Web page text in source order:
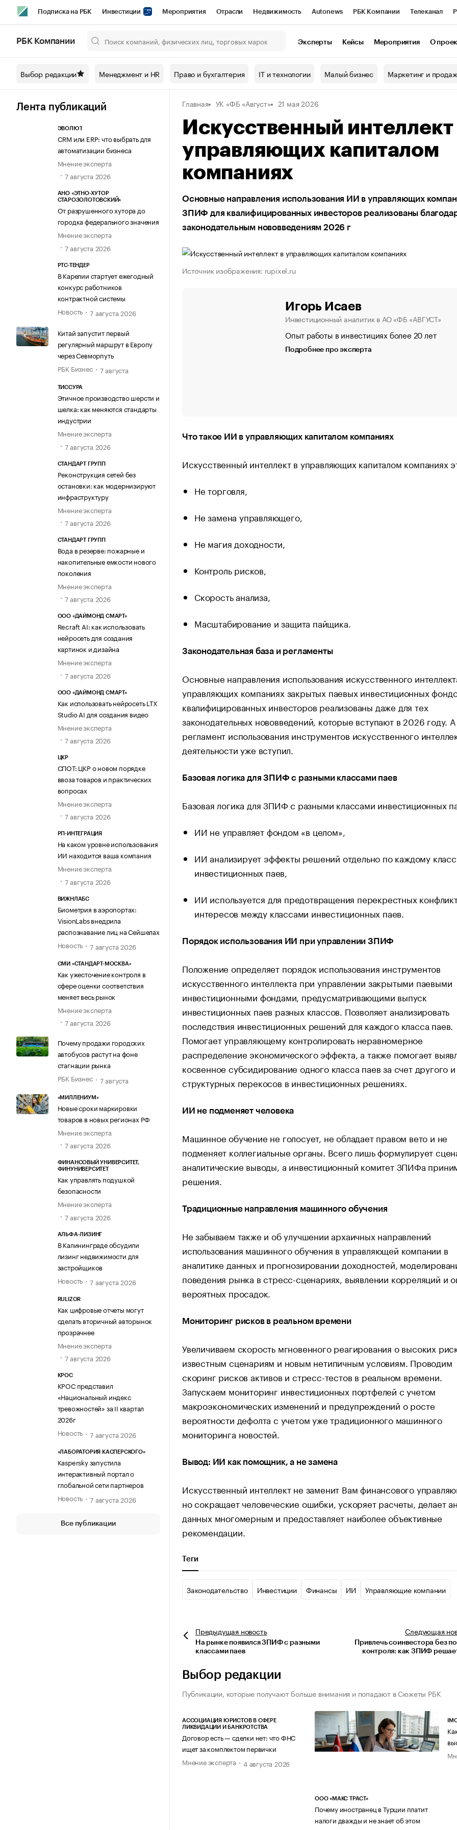
Подписка на РБК Инвестиции Мероприятия Отрасли Недвижимость Autonews РБК Компании Телеканал
Спецпроекты СПб Конференции СПб Спецпроекты Проверка контрагентов
Технологии и медиа Рынок наличной валюты
РБК Компании Эксперты Кейсы Мероприятия О
Выбор редакции Менеджмент и HR Право и бухгалтерия IT и технологии Малый бизнес Маркетинг и
Лента публикаций
ЭВОЛЮТ
CRM или ERP: что выбрать для
автоматизации бизнеса
Мнение эксперта
7 августа 2026
АНО «ЭТНО-ХУТОР
СТАРОЗОЛОТОВСКИЙ»
От разрушенного хутора до
городка федерального значения
Мнение эксперта
7 августа 2026
РТС-ТЕНДЕР
В Карелии стартует ежегодный
конкурс работников
контрактной системы
Новость
7 августа 2026
Китай запустит первый
регулярный маршрут в Европу
через Севморпуть
РБК Бизнес
7 августа
ТИССУРА
Этичное производство шерсти и
шелка: как меняются стандарты
индустрии
Мнение эксперта
7 августа 2026
СТАНДАРТ ГРУПП
Реконструкция сетей без
остановки: как модернизируют
инфраструктуру
Мнение эксперта
7 августа 2026
СТАНДАРТ ГРУПП
Вода в резерве: пожарные и
накопительные емкости нового
поколения
Мнение эксперта
7 августа 2026
ООО «ДАЙМОНД СМАРТ»
Recraft AI: как использовать
нейросеть для создания
картинок и дизайна
Мнение эксперта
7 августа 2026
ООО «ДАЙМОНД СМАРТ»
Как использовать нейросеть LTX
Studio AI для создания видео
Мнение эксперта
7 августа 2026
ЦКР
СПОТ: ЦКР о новом порядке
ввоза товаров и практических
вопросах
Мнение эксперта
7 августа 2026
РП-ИНТЕГРАЦИЯ
На каком уровне использования
ИИ находится ваша компания
Мнение эксперта
7 августа 2026
ВИЖНЛАБС
Биометрия в аэропортах:
VisionLabs внедрила
распознавание лиц на Сейшелах
Новость
7 августа 2026
СМИ «СТАНДАРТ-МОСКВА»
Как ужесточение контроля в
сфере оценки соответствия
меняет весь рынок
Мнение эксперта
7 августа 2026
Почему продажи городских
автобусов растут на фоне
стагнации рынка
РБК Бизнес
7 августа
«МИЛЛЕНИУМ»
Новые сроки маркировки
товаров в новых регионах РФ
Мнение эксперта
7 августа 2026
ФИНАНСОВЫЙ УНИВЕРСИТЕТ,
ФИНУНИВЕРСИТЕТ
Как управлять подушкой
безопасности
Мнение эксперта
7 августа 2026
АЛЬФА-ЛИЗИНГ
В Калининграде обсудили
лизинг недвижимости для
застройщиков
Новость
7 августа 2026
RULIZOR
Как цифровые отчеты могут
сделать вторичный авторынок
прозрачнее
Мнение эксперта
7 августа 2026
КРОС
КРОС представил
«Национальный индекс
тревожностей» за II квартал
2026г
Новость
7 августа 2026
«ЛАБОРАТОРИЯ КАСПЕРСКОГО»
Kaspersky запустила
интерактивный портал о
глобальной сети партнеров
Новость
7 августа 2026
Все публикации
Главная УК «ФБ «Август» 21 мая 2026
Искусственный интеллект
управляющих капиталом
компаниях
Основные направления использования ИИ в управляющих
ЗПИФ для квалифицированных инвесторов реализованы
законодательным нововведениям 2026 г
Источник изображения: rupixel.ru
Игорь Исаев
Инвестиционный аналитик в АО «ФБ «АВГУСТ»
Опыт работы в инвестициях более 20 лет
Подробнее про эксперта
Что такое ИИ в управляющих капиталом компаниях
Искусственный интеллект в управляющих капиталом компаниях
Не торговля,
Не замена управляющего,
Не магия доходности,
Контроль рисков,
Скорость анализа,
Масштабирование и защита пайщика.
Законодательная база и регламенты
Основные направления использования искусственного
управляющих компаниях закрытых паевых инвестиционных
квалифицированных инвесторов реализованы даже для тех
законодательных нововведений, которые вступают в 2026 году.
регламент использования инструментов искусственного
деятельности уже вступил.
Базовая логика для ЗПИФ с разными классами паев
Базовая логика для ЗПИФ с разными классами инвестиционных
ИИ не управляет фондом «в целом»,
ИИ анализирует эффекты решений отдельно по каждому
инвестиционных паев,
ИИ используется для предотвращения перекрестных
интересов между классами инвестиционных паев.
Порядок использования ИИ при управлении ЗПИФ
Положение определяет порядок использования инструментов
искусственного интеллекта при управлении закрытыми паевыми
инвестиционными фондами, предусматривающими выпуск
инвестиционных паев разных классов. Позволяет анализировать
последствия инвестиционных решений для каждого класса паев.
Помогает управляющему контролировать неравномерное
распределение экономического эффекта, а также помогает
косвенное субсидирование одного класса паев за счет другого и
структурных перекосов в инвестиционных решениях.
ИИ не подменяет человека
Машинное обучение не голосует, не обладает правом вето и не
подменяет коллегиальные органы. Всего лишь формулирует
аналитические выводы, а инвестиционный комитет ЗПИФа
решения.
Традиционные направления машинного обучения
Не забываем также и об улучшении архаичных направлений
использования машинного обучения в управляющей компании в
аналитике данных и прогнозировании доходностей,
поведения рынка в стресс-сценариях, выявлении корреляций и
вероятных просадок.
Мониторинг рисков в реальном времени
Увеличиваем скорость мгновенного реагирования о высоких
известным сценариям и новым нетипичным условиям. Проводим
скоринг рисков активов и стресс-тестов в реальном времени.
Запускаем мониторинг инвестиционных портфелей с учетом
макроэкономических изменений и предупреждений о росте
вероятности дефолта с учетом уже традиционного машинного
мониторинга новостей.
Вывод: ИИ как помощник, а не замена
Искусственный интеллект не заменит Вам финансового
но сокращает человеческие ошибки, ускоряет расчеты, делает
данных многомерным и предоставляет наиболее объективные
рекомендации.
Теги
Законодательство Инвестиции Финансы ИИ Управляющие компании
Предыдущая новость
На рынке появился ЗПИФ с разными
классами паев
Следующая
Привлечь соинвестора без
контроля: как ЗПИФ
Выбор редакции
Публикации, которые получают больше внимания и попадают в Сюжеты РБК
АССОЦИАЦИЯ ЮРИСТОВ В СФЕРЕ
ЛИКВИДАЦИИ И БАНКРОТСТВА
Договор есть — сделки нет: что ФНС
ищет за комплектом первички
Мнение эксперта
4 августа 2026
ООО «МАКС ТРАСТ»
Почему иностранец в Турции платит
налоги дважды и не знает об этом